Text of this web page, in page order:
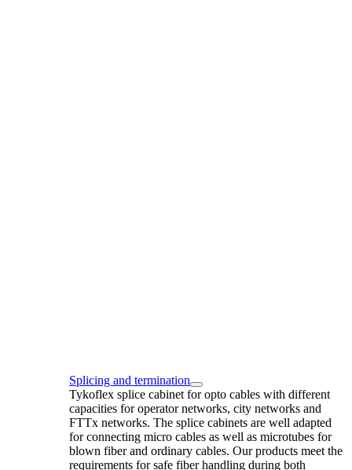
Splicing and termination
Tykoflex splice cabinet for opto cables with different
capacities for operator networks, city networks and
FTTx networks. The splice cabinets are well adapted
for connecting micro cables as well as microtubes for
blown fiber and ordinary cables. Our products meet the
requirements for safe fiber handling during both